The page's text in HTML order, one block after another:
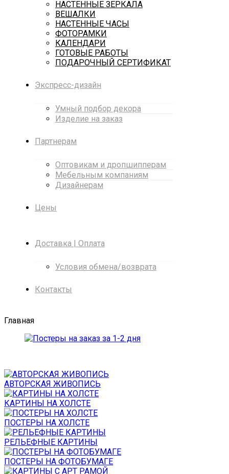
НАСТЕННЫЕ ЗЕРКАЛА
ВЕШАЛКИ
НАСТЕННЫЕ ЧАСЫ
ФОТОРАМКИ
КАЛЕНДАРИ
ГОТОВЫЕ РАБОТЫ
ПОДАРОЧНЫЙ СЕРТИФИКАТ
Экспресс-дизайн
Умный подбор декора
Изделие на заказ
Партнерам
Оптовикам и дропшипперам
Мебельным компаниям
Дизайнерам
Цены
Доставка | Оплата
Условия обмена/возврата
Контакты
Главная
АВТОРСКАЯ ЖИВОПИСЬ
КАРТИНЫ НА ХОЛСТЕ
ПОСТЕРЫ НА ХОЛСТЕ
РЕЛЬЕФНЫЕ КАРТИНЫ
ПОСТЕРЫ НА ФОТОБУМАГЕ